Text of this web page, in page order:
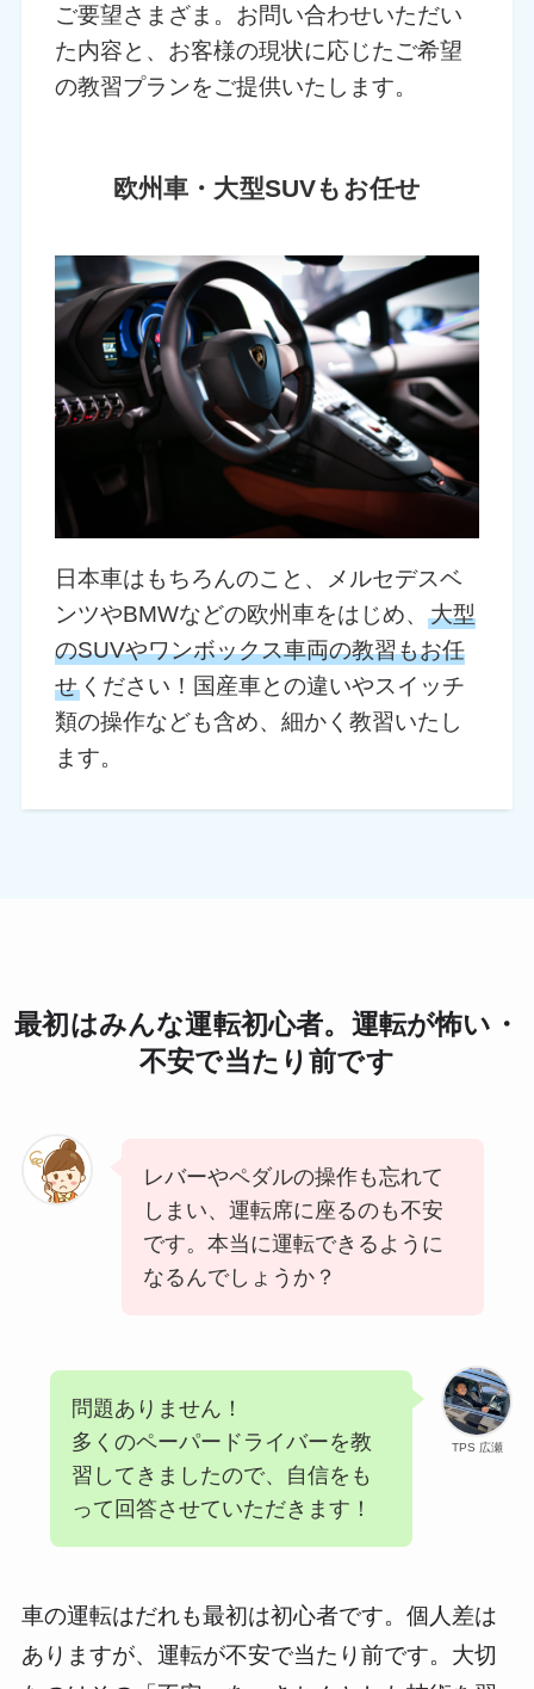
ご要望さまざま。お問い合わせいただい
た内容と、お客様の現状に応じたご希望
の教習プランをご提供いたします。
欧州車・大型SUVもお任せ
日本車はもちろんのこと、メルセデスベ
ンツやBMWなどの欧州車をはじめ、大型
のSUVやワンボックス車両の教習もお任
せ ください！国産車との違いやスイッチ
類の操作なども含め、細かく教習いたし
ます。
最初はみんな運転初心者。運転が怖い・
不安で当たり前です
レバーやペダルの操作も忘れて
しまい、運転席に座るのも不安
です。本当に運転できるように
なるんでしょうか？
TPS 広瀬
問題ありません！
多くのペーパードライバーを教
習してきましたので、自信をも
って回答させていただきます！
車の運転はだれも最初は初心者です。個人差は
ありますが、運転が不安で当たり前です。大切